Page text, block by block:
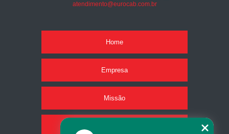
atendimento@eurocab.com.br
Home
Empresa
Missão